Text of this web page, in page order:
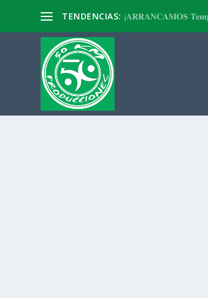
TENDENCIAS: ¡𝐀𝐑𝐑𝐀𝐍𝐂𝐀𝐌𝐎𝐒